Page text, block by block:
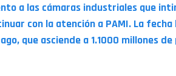
a las cámaras industriales que
con la atención a PAMI. La
que asciende a 1.1000 millones de